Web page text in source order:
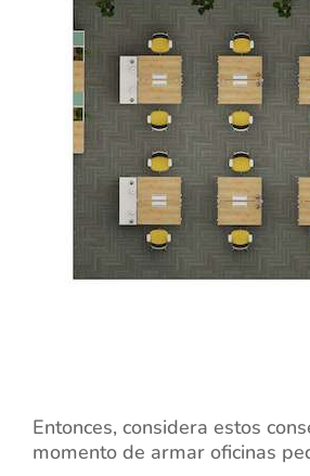
Entonces, considera estos
momento de armar oficinas